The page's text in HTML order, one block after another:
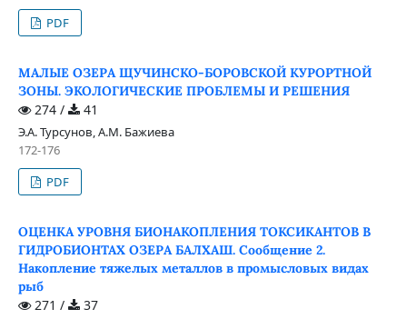
PDF
МАЛЫЕ ОЗЕРА ЩУЧИНСКО-БОРОВСКОЙ КУРОРТНОЙ
ЗОНЫ. ЭКОЛОГИЧЕСКИЕ ПРОБЛЕМЫ И РЕШЕНИЯ
274 / 41
Э.А. Турсунов, А.М. Бажиева
172-176
PDF
ОЦЕНКА УРОВНЯ БИОНАКОПЛЕНИЯ ТОКСИКАНТОВ В
ГИДРОБИОНТАХ ОЗЕРА БАЛХАШ. Сообщение 2.
Накопление тяжелых металлов в промысловых видах
рыб
271 / 37